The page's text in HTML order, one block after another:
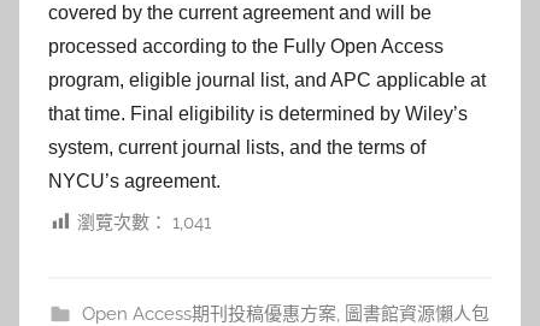
covered by the current agreement and will be
processed according to the Fully Open Access
program, eligible journal list, and APC applicable at
that time. Final eligibility is determined by Wiley’s
system, current journal lists, and the terms of
NYCU’s agreement.
瀏覽次數： 1,041
Open Access期刊投稿優惠方案, 圖書館資源懶人包